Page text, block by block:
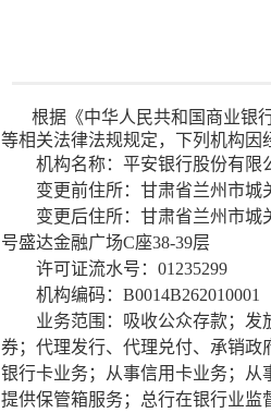
根据《中华人民共和国商业银
等相关法律法规规定，下列机构因
机构名称：平安银行股份有限
变更前住所：甘肃省兰州市城
变更后住所：甘肃省兰州市城
号盛达金融广场C座38-39层
许可证流水号：01235299
机构编码：B0014B262010001
业务范围：吸收公众存款；
券；代理发行、代理兑付、承销
银行卡业务；从事信用卡业务；从
提供保管箱服务；总行在银行业监